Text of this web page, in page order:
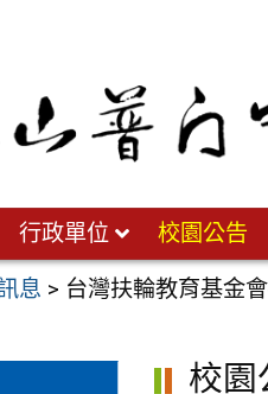
行政單位 校園公告
息 > 台灣扶輪教育基金
校園